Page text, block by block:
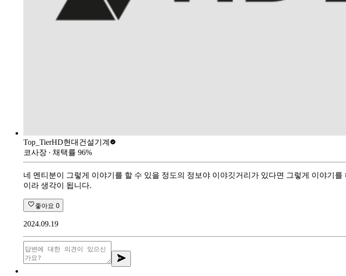
Top_TierHD현대건설기계
코사장 ∙ 채택률 96%
네 멘티분이 그렇게 이야기를 할 수 있을 정도의 정보야 이야깃거리가 있다면 그렇게 이야기
이라 생각이 됩니다.
좋아요 0
2024.09.19